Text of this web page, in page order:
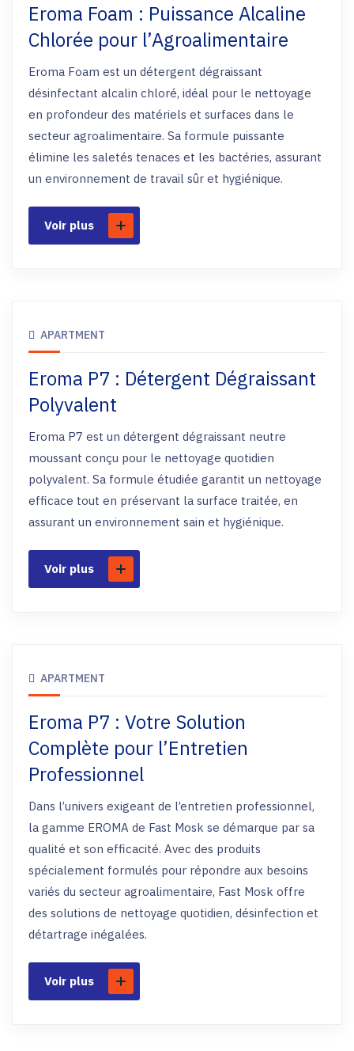
Eroma Foam : Puissance Alcaline
Chlorée pour l’Agroalimentaire
Eroma Foam est un détergent dégraissant
désinfectant alcalin chloré, idéal pour le nettoyage
en profondeur des matériels et surfaces dans le
secteur agroalimentaire. Sa formule puissante
élimine les saletés tenaces et les bactéries, assurant
un environnement de travail sûr et hygiénique.
Voir plus
APARTMENT
Eroma P7 : Détergent Dégraissant
Polyvalent
Eroma P7 est un détergent dégraissant neutre
moussant conçu pour le nettoyage quotidien
polyvalent. Sa formule étudiée garantit un nettoyage
efficace tout en préservant la surface traitée, en
assurant un environnement sain et hygiénique.
Voir plus
APARTMENT
Eroma P7 : Votre Solution
Complète pour l’Entretien
Professionnel
Dans l’univers exigeant de l’entretien professionnel,
la gamme EROMA de Fast Mosk se démarque par sa
qualité et son efficacité. Avec des produits
spécialement formulés pour répondre aux besoins
variés du secteur agroalimentaire, Fast Mosk offre
des solutions de nettoyage quotidien, désinfection et
détartrage inégalées.
Voir plus